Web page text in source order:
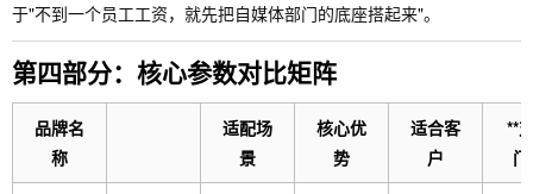
于"不到一个员工工资，就先把自媒体部门的底座搭起来"。
第四部分：核心参数对比矩阵
品牌名
称
适配场
景
核心优
势
适合客
户
**